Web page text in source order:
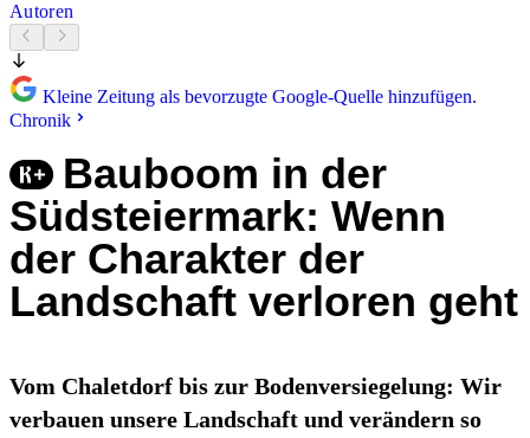
Autoren
Kleine Zeitung als bevorzugte Google-Quelle hinzufügen.
Chronik
Bauboom in der
Südsteiermark: Wenn
der Charakter der
Landschaft verloren geht
Vom Chaletdorf bis zur Bodenversiegelung: Wir
verbauen unsere Landschaft und verändern so